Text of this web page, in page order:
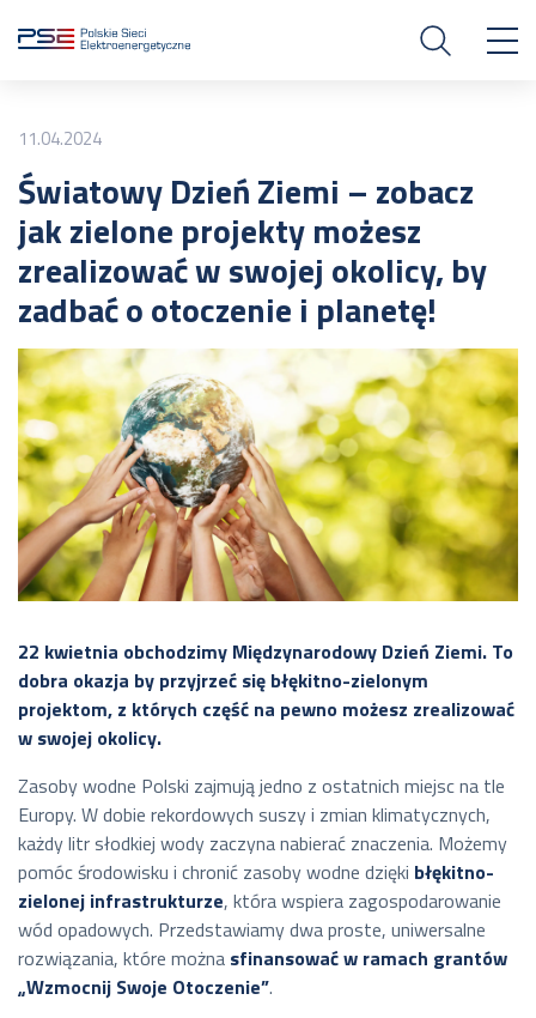
11.04.2024
Światowy Dzień Ziemi – zobacz
jak zielone projekty możesz
zrealizować w swojej okolicy, by
zadbać o otoczenie i planetę!
22 kwietnia obchodzimy Międzynarodowy Dzień Ziemi. To
dobra okazja by przyjrzeć się błękitno-zielonym
projektom, z których część na pewno możesz zrealizować
w swojej okolicy.
Zasoby wodne Polski zajmują jedno z ostatnich miejsc na tle
Europy. W dobie rekordowych suszy i zmian klimatycznych,
każdy litr słodkiej wody zaczyna nabierać znaczenia. Możemy
pomóc środowisku i chronić zasoby wodne dzięki błękitno-
zielonej infrastrukturze, która wspiera zagospodarowanie
wód opadowych. Przedstawiamy dwa proste, uniwersalne
rozwiązania, które można sfinansować w ramach grantów
„Wzmocnij Swoje Otoczenie”.